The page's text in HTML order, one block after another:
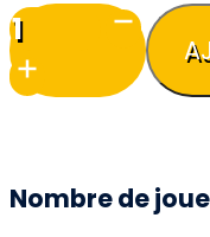
quantité
de
Tokaïdo
-
Nombre de